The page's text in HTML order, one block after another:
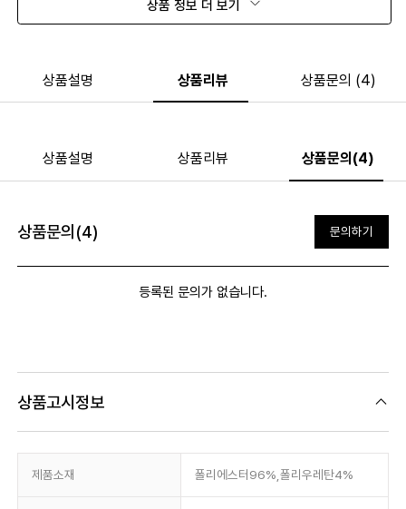
상품 정보 더 보기
상품설명 상품리뷰 상품문의 (4)
상품설명 상품리뷰 상품문의(4)
상품문의(4) 문의하기
등록된 문의가 없습니다.
상품고시정보
제품소재 폴리에스터96%,폴리우레탄4%